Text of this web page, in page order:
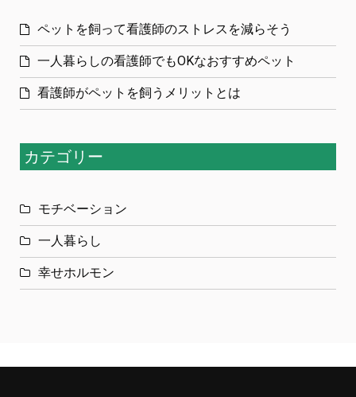
ペットを飼って看護師のストレスを減らそう
一人暮らしの看護師でもOKなおすすめペット
看護師がペットを飼うメリットとは
カテゴリー
モチベーション
一人暮らし
幸せホルモン